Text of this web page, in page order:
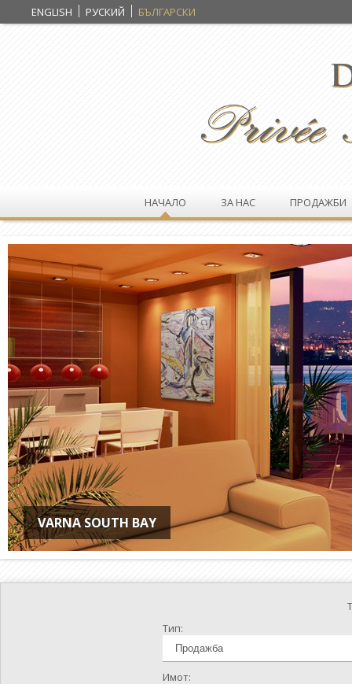
ENGLISH РУСКИЙ БЪЛГАРСКИ
НАЧАЛО ЗА НАС ПРОДАЖБИ
VARNA SOUTH BAY
Тип:
Имот: